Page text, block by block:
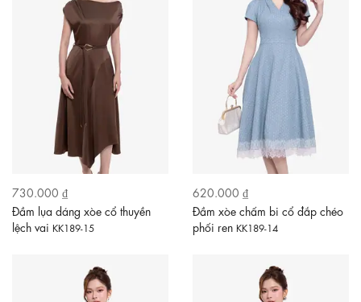
730.000 ₫
Đầm lụa dáng xòe cổ thuyền
lệch vai KK189-15
620.000 ₫
Đầm xòe chấm bi cổ đắp chéo
phối ren KK189-14